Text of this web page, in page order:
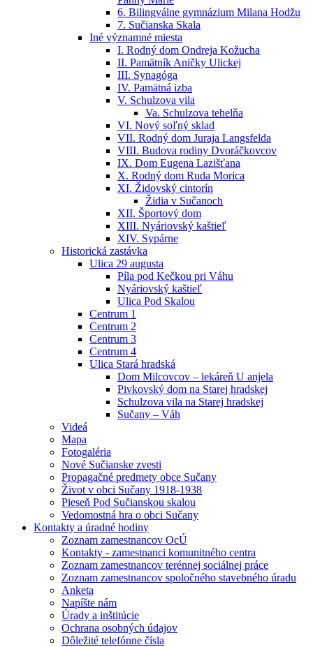
6. Bilingválne gymnázium Milana Hodžu
7. Sučianska Skala
Iné významné miesta
I. Rodný dom Ondreja Kožucha
II. Pamätník Aničky Ulickej
III. Synagóga
IV. Pamätná izba
V. Schulzova vila
Va. Schulzova tehelňa
VI. Nový soľný sklad
VII. Rodný dom Juraja Langsfelda
VIII. Budova rodiny Dvoráčkovcov
IX. Dom Eugena Lazišťana
X. Rodný dom Ruda Morica
XI. Židovský cintorín
Židia v Sučanoch
XII. Športový dom
XIII. Nyáriovský kaštieľ
XIV. Sypárne
Historická zastávka
Ulica 29 augusta
Píla pod Kečkou pri Váhu
Nyáriovský kaštieľ
Ulica Pod Skalou
Centrum 1
Centrum 2
Centrum 3
Centrum 4
Ulica Stará hradská
Dom Milcovcov – lekáreň U anjela
Pivkovský dom na Starej hradskej
Schulzova vila na Starej hradskej
Sučany – Váh
Videá
Mapa
Fotogaléria
Nové Sučianske zvesti
Propagačné predmety obce Sučany
Život v obci Sučany 1918-1938
Pieseň Pod Sučianskou skalou
Vedomostná hra o obci Sučany
Kontakty a úradné hodiny
Zoznam zamestnancov OcÚ
Kontakty - zamestnanci komunitného centra
Zoznam zamestnancov terénnej sociálnej práce
Zoznam zamestnancov spoločného stavebného úradu
Anketa
Napíšte nám
Úrady a inštitúcie
Ochrana osobných údajov
Dôležité telefónne čísla